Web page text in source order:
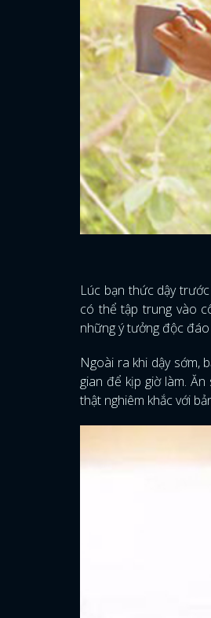
Lúc bạn thức dậy
có thể tập trung vào
những ý tưởng độc
Ngoài ra khi dậy sớm,
gian để kịp giờ làm.
thật nghiêm khắc với